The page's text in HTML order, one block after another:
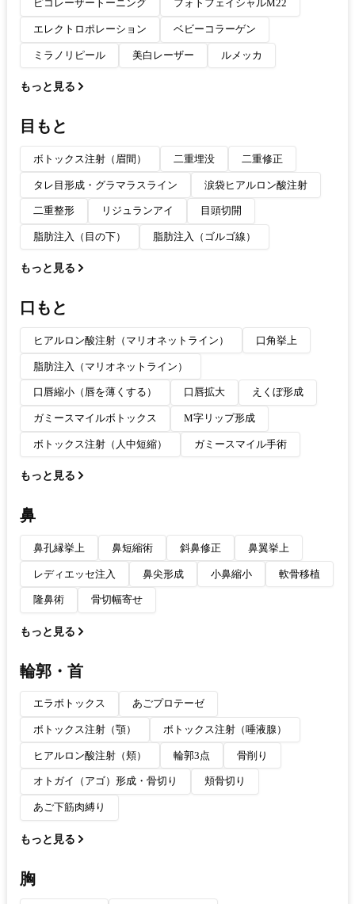
ピコレーザートーニング フォトフェイシャルM22
エレクトロポレーション ベビーコラーゲン
ミラノリピール 美白レーザー ルメッカ
もっと見る
目もと
ボトックス注射（眉間） 二重埋没 二重修正
タレ目形成・グラマラスライン 涙袋ヒアルロン酸注射
二重整形 リジュランアイ 目頭切開
脂肪注入（目の下） 脂肪注入（ゴルゴ線）
もっと見る
口もと
ヒアルロン酸注射（マリオネットライン） 口角挙上
脂肪注入（マリオネットライン）
口唇縮小（唇を薄くする） 口唇拡大 えくぼ形成
ガミースマイルボトックス M字リップ形成
ボトックス注射（人中短縮） ガミースマイル手術
もっと見る
鼻
鼻孔縁挙上 鼻短縮術 斜鼻修正 鼻翼挙上
レディエッセ注入 鼻尖形成 小鼻縮小 軟骨移植
隆鼻術 骨切幅寄せ
もっと見る
輪郭・首
エラボトックス あごプロテーゼ
ボトックス注射（顎） ボトックス注射（唾液腺）
ヒアルロン酸注射（頬） 輪郭3点 骨削り
オトガイ（アゴ）形成・骨切り 頬骨切り
あご下筋肉縛り
もっと見る
胸